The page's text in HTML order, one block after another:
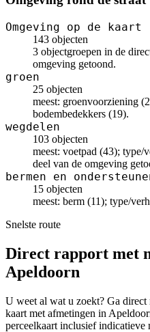
Omgeving op de kaart
143 objecten
3 objectgroepen in de
omgeving getoond.
groen
25 objecten
meest: groenvoorziening
bodembedekkers (19).
wegdelen
103 objecten
meest: voetpad (43); type/
deel van de omgeving
bermen en
15 objecten
meest: berm (11); type/
Snelste route
Direct rapport met
Apeldoorn
U weet al wat u zoekt? Ga direct
kaart met afmetingen in
perceelkaart inclusief indicatieve